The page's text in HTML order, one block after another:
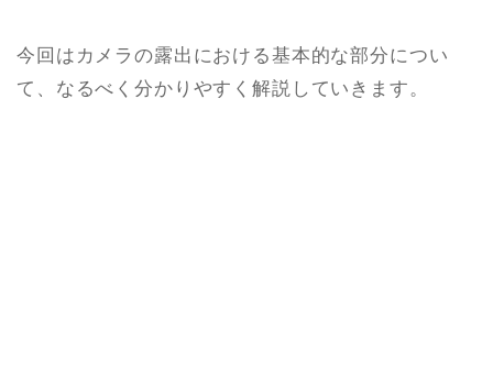
今回はカメラの露出における基本的な部分につい
て、なるべく分かりやすく解説していきます。